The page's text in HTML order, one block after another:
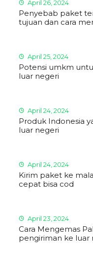
April 26, 2024
Penyebab paket
tujuan dan cara
April 25, 2024
Potensi umkm
luar negeri
April 24, 2024
Produk Indonesia
luar negeri
April 24, 2024
Kirim paket ke
cepat bisa cod
April 23, 2024
Cara Mengemas
pengiriman ke luar